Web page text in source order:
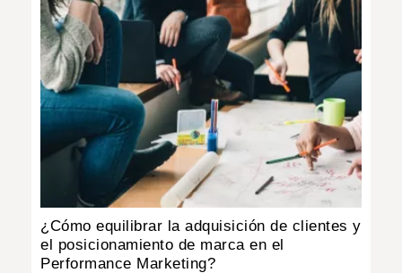
IMPRESO
¿Cómo equilibrar la adquisición de clientes y
el posicionamiento de marca en el
Performance Marketing?